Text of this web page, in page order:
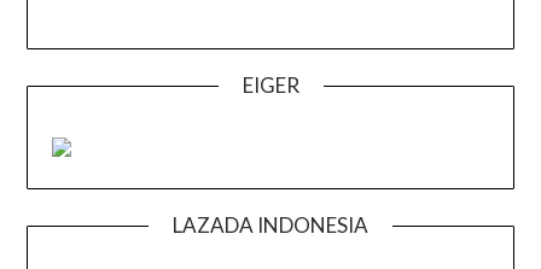
EIGER
LAZADA INDONESIA